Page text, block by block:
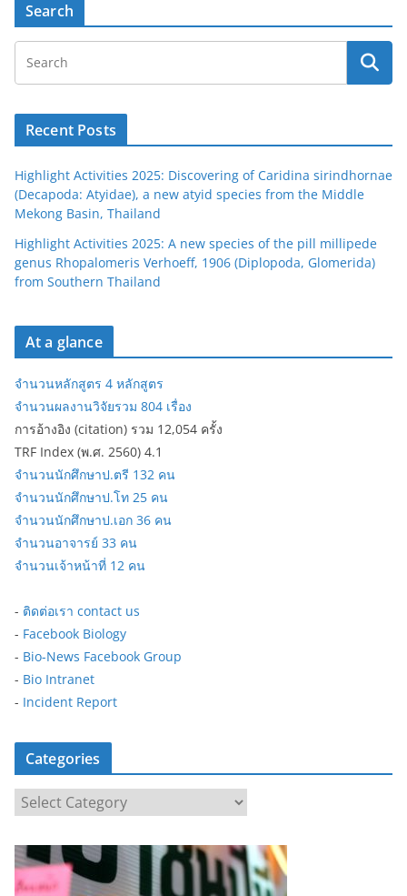
Search
Recent Posts
Highlight Activities 2025: Discovering of Caridina sirindhornae
(Decapoda: Atyidae), a new atyid species from the Middle
Mekong Basin, Thailand
Highlight Activities 2025: A new species of the pill millipede
genus Rhopalomeris Verhoeff, 1906 (Diplopoda, Glomerida)
from Southern Thailand
At a glance
จำนวนหลักสูตร 4 หลักสูตร
จำนวนผลงานวิจัยรวม 804 เรื่อง
การอ้างอิง (citation) รวม 12,054 ครั้ง
TRF Index (พ.ศ. 2560) 4.1
จำนวนนักศึกษาป.ตรี 132 คน
จำนวนนักศึกษาป.โท 25 คน
จำนวนนักศึกษาป.เอก 36 คน
จำนวนอาจารย์ 33 คน
จำนวนเจ้าหน้าที่ 12 คน
- ติดต่อเรา contact us
- Facebook Biology
- Bio-News Facebook Group
- Bio Intranet
- Incident Report
Categories
a
t
e
g